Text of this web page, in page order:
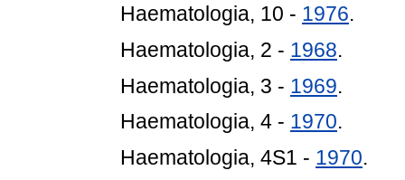
Haematologia, 10 - 1976.
Haematologia, 2 - 1968.
Haematologia, 3 - 1969.
Haematologia, 4 - 1970.
Haematologia, 4S1 - 1970.